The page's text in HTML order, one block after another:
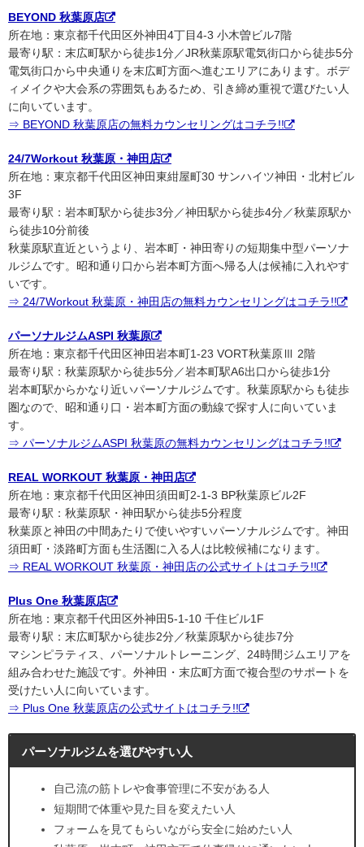
BEYOND 秋葉原店
所在地：東京都千代田区外神田4丁目4-3 小木曽ビル7階
最寄り駅：末広町駅から徒歩1分／JR秋葉原駅電気街口から徒歩5分
電気街口から中央通りを末広町方面へ進むエリアにあります。ボデ
ィメイクや大会系の雰囲気もあるため、引き締め重視で選びたい人
に向いています。
⇒ BEYOND 秋葉原店の無料カウンセリングはコチラ!!
24/7Workout 秋葉原・神田店
所在地：東京都千代田区神田東紺屋町30 サンハイツ神田・北村ビル
3F
最寄り駅：岩本町駅から徒歩3分／神田駅から徒歩4分／秋葉原駅か
ら徒歩10分前後
秋葉原駅直近というより、岩本町・神田寄りの短期集中型パーソナ
ルジムです。昭和通り口から岩本町方面へ帰る人は候補に入れやす
いです。
⇒ 24/7Workout 秋葉原・神田店の無料カウンセリングはコチラ!!
パーソナルジムASPI 秋葉原
所在地：東京都千代田区神田岩本町1-23 VORT秋葉原Ⅲ 2階
最寄り駅：秋葉原駅から徒歩5分／岩本町駅A6出口から徒歩1分
岩本町駅からかなり近いパーソナルジムです。秋葉原駅からも徒歩
圏なので、昭和通り口・岩本町方面の動線で探す人に向いていま
す。
⇒ パーソナルジムASPI 秋葉原の無料カウンセリングはコチラ!!
REAL WORKOUT 秋葉原・神田店
所在地：東京都千代田区神田須田町2-1-3 BP秋葉原ビル2F
最寄り駅：秋葉原駅・神田駅から徒歩5分程度
秋葉原と神田の中間あたりで使いやすいパーソナルジムです。神田
須田町・淡路町方面も生活圏に入る人は比較候補になります。
⇒ REAL WORKOUT 秋葉原・神田店の公式サイトはコチラ!!
Plus One 秋葉原店
所在地：東京都千代田区外神田5-1-10 千住ビル1F
最寄り駅：末広町駅から徒歩2分／秋葉原駅から徒歩7分
マシンピラティス、パーソナルトレーニング、24時間ジムエリアを
組み合わせた施設です。外神田・末広町方面で複合型のサポートを
受けたい人に向いています。
⇒ Plus One 秋葉原店の公式サイトはコチラ!!
パーソナルジムを選びやすい人
自己流の筋トレや食事管理に不安がある人
短期間で体重や見た目を変えたい人
フォームを見てもらいながら安全に始めたい人